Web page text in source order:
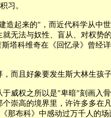
习。
来的"，而近代科学从中
无法与奴性、盲从、对权
塔科维奇在《回忆录》曾
且好象要发生斯大林生孩
权之所以是"卑暗"刻画入
崇高的境界里，许许多多
那布科》中感动过万千人的